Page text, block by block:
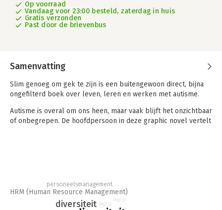
Op voorraad
Vandaag voor 23:00 besteld, zaterdag in huis
Gratis verzonden
Past door de brievenbus
Samenvatting
Slim genoeg om gek te zijn is een buitengewoon direct, bijna
ongefilterd boek over leven, leren en werken met autisme.
Autisme is overal om ons heen, maar vaak blijft het onzichtbaar
of onbegrepen. De hoofdpersoon in deze graphic novel vertelt
mensen met autisme én hun omgeving. Het biedt bovendien
een verrijkend perspectief voor onderwijs- en hr-
professionals en vele anderen die zich inspannen voor
diversiteit
HRM (Human Resource Management)
personeelsmanagement
begrip
begrip